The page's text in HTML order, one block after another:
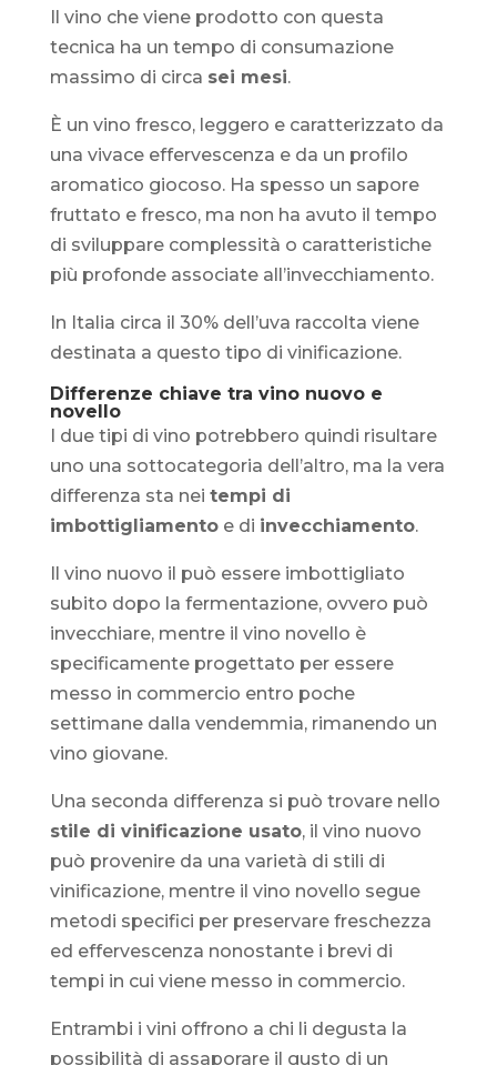
Il vino che viene prodotto con questa
tecnica ha un tempo di consumazione
massimo di circa sei mesi.
È un vino fresco, leggero e caratterizzato da
una vivace effervescenza e da un profilo
aromatico giocoso. Ha spesso un sapore
fruttato e fresco, ma non ha avuto il tempo
di sviluppare complessità o caratteristiche
più profonde associate all’invecchiamento.
In Italia circa il 30% dell’uva raccolta viene
destinata a questo tipo di vinificazione.
Differenze chiave tra vino nuovo e
novello
I due tipi di vino potrebbero quindi risultare
uno una sottocategoria dell’altro, ma la vera
differenza sta nei tempi di
imbottigliamentoe di invecchiamento.
Il vino nuovo il può essere imbottigliato
subito dopo la fermentazione, ovvero può
invecchiare, mentre il vino novello è
specificamente progettato per essere
messo in commercio entro poche
settimane dalla vendemmia, rimanendo un
vino giovane.
Una seconda differenza si può trovare nello
stile di vinificazione usato, il vino nuovo
può provenire da una varietà di stili di
vinificazione, mentre il vino novello segue
metodi specifici per preservare freschezza
ed effervescenza nonostante i brevi di
tempi in cui viene messo in commercio.
Entrambi i vini offrono a chi li degusta la
possibilità di assaporare il gusto di un